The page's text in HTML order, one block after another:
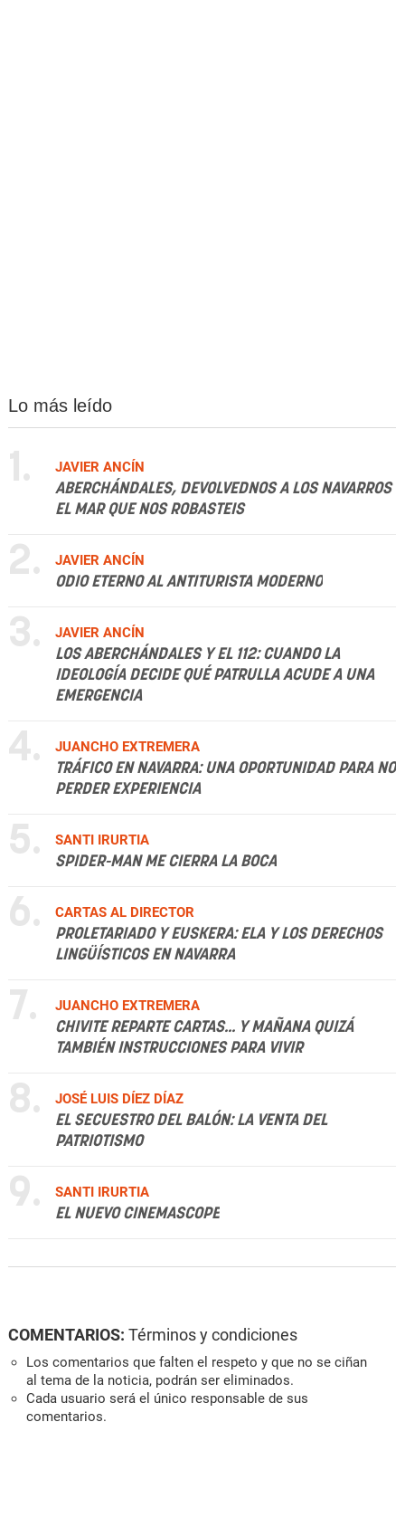
Lo más leído
1.
JAVIER ANCÍN
ABERCHÁNDALES, DEVOLVEDNOS A LOS NAVARROS
EL MAR QUE NOS ROBASTEIS
2.
JAVIER ANCÍN
ODIO ETERNO AL ANTITURISTA MODERNO
3.
JAVIER ANCÍN
LOS ABERCHÁNDALES Y EL 112: CUANDO LA
IDEOLOGÍA DECIDE QUÉ PATRULLA ACUDE A UNA
EMERGENCIA
4.
JUANCHO EXTREMERA
TRÁFICO EN NAVARRA: UNA OPORTUNIDAD PARA NO
PERDER EXPERIENCIA
5.
SANTI IRURTIA
SPIDER-MAN ME CIERRA LA BOCA
6.
CARTAS AL DIRECTOR
PROLETARIADO Y EUSKERA: ELA Y LOS DERECHOS
LINGÜÍSTICOS EN NAVARRA
7.
JUANCHO EXTREMERA
CHIVITE REPARTE CARTAS... Y MAÑANA QUIZÁ
TAMBIÉN INSTRUCCIONES PARA VIVIR
8.
JOSÉ LUIS DÍEZ DÍAZ
EL SECUESTRO DEL BALÓN: LA VENTA DEL
PATRIOTISMO
9.
SANTI IRURTIA
EL NUEVO CINEMASCOPE
COMENTARIOS: Términos y condiciones
Los comentarios que falten el respeto y que no se ciñan
al tema de la noticia, podrán ser eliminados.
Cada usuario será el único responsable de sus
comentarios.